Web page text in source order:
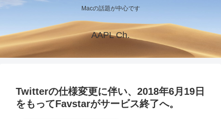
Macの話題が中心です
AAPL Ch.
Twitterの仕様変更に伴い、2018年6月19日
をもってFavstarがサービス終了へ。